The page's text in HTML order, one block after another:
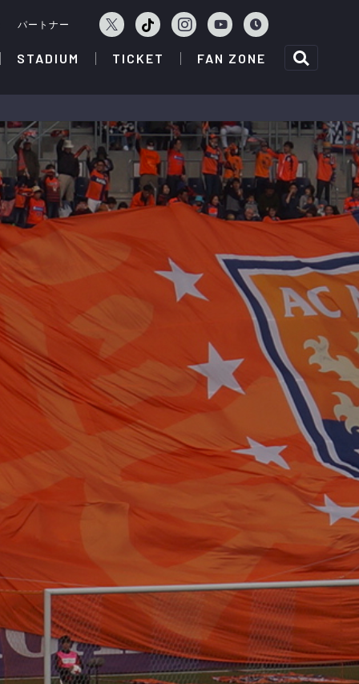
パートナー
STADIUM TICKET FAN ZONE